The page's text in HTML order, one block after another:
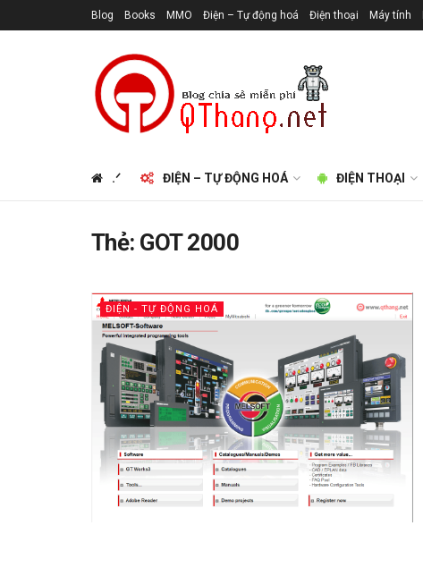
Blog Books MMO Điện – Tự động hoá Điện thoại Máy tính
.ᐟ ĐIỆN – TỰ ĐỘNG HOÁ ĐIỆN THOẠI
Thẻ: GOT 2000
ĐIỆN - TỰ ĐỘNG HOÁ